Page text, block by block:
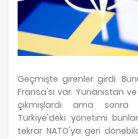
Geçmişte girenler girdi.
Fransa'sı var. Yunanistan
çıkmışlardı ama
Türkiye'deki yönetimi
tekrar NATO'ya geri